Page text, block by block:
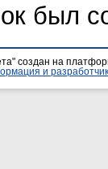
был
создан на
и